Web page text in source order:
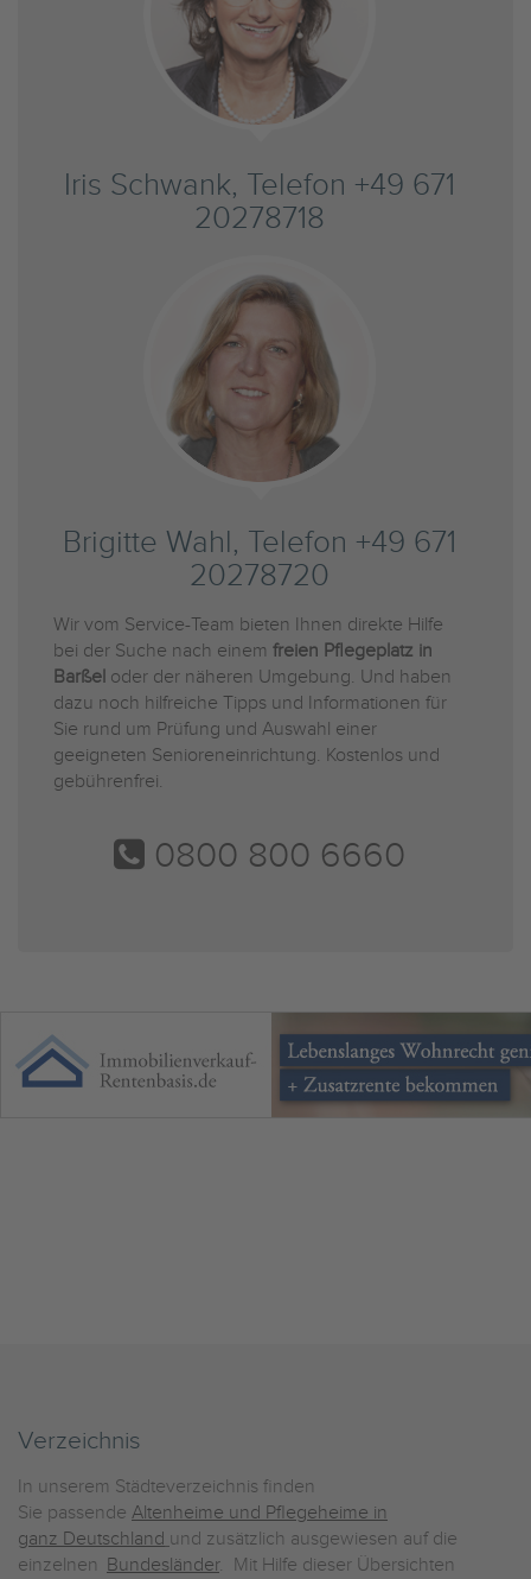
Iris Schwank, Telefon +49 671
20278718
Brigitte Wahl, Telefon +49 671
20278720
Wir vom Service-Team bieten Ihnen direkte Hilfe
bei der Suche nach einem freien Pflegeplatz in
Barßel oder der näheren Umgebung. Und haben
dazu noch hilfreiche Tipps und Informationen für
Sie rund um Prüfung und Auswahl einer
geeigneten Senioreneinrichtung. Kostenlos und
gebührenfrei.
0800 800 6660
Verzeichnis
In unserem Städteverzeichnis finden
Sie passende Altenheime und Pflegeheime in
ganz Deutschland und zusätzlich ausgewiesen auf die
einzelnen Bundesländer. Mit Hilfe dieser Übersichten